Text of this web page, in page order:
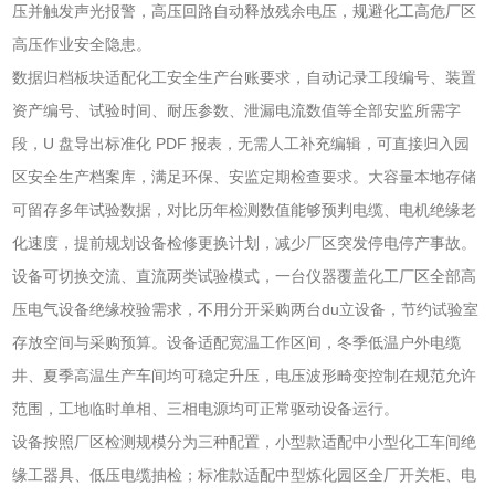
压并触发声光报警，高压回路自动释放残余电压，规避化工高危厂区
高压作业安全隐患。
数据归档板块适配化工安全生产台账要求，自动记录工段编号、装置
资产编号、试验时间、耐压参数、泄漏电流数值等全部安监所需字
段，U 盘导出标准化 PDF 报表，无需人工补充编辑，可直接归入园
区安全生产档案库，满足环保、安监定期检查要求。大容量本地存储
可留存多年试验数据，对比历年检测数值能够预判电缆、电机绝缘老
化速度，提前规划设备检修更换计划，减少厂区突发停电停产事故。
设备可切换交流、直流两类试验模式，一台仪器覆盖化工厂区全部高
压电气设备绝缘校验需求，不用分开采购两台du立设备，节约试验室
存放空间与采购预算。设备适配宽温工作区间，冬季低温户外电缆
井、夏季高温生产车间均可稳定升压，电压波形畸变控制在规范允许
范围，工地临时单相、三相电源均可正常驱动设备运行。
设备按照厂区检测规模分为三种配置，小型款适配中小型化工车间绝
缘工器具、低压电缆抽检；标准款适配中型炼化园区全厂开关柜、电